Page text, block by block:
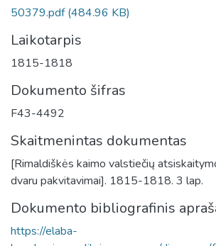
50379.pdf(484.96 KB)
Laikotarpis
1815-1818
Dokumento šifras
F43-4492
Skaitmenintas dokumentas
[Rimaldiškės kaimo valstiečių
dvaru pakvitavimai]. 1815-1818. 3 lap.
Dokumento bibliografinis
https://elaba-